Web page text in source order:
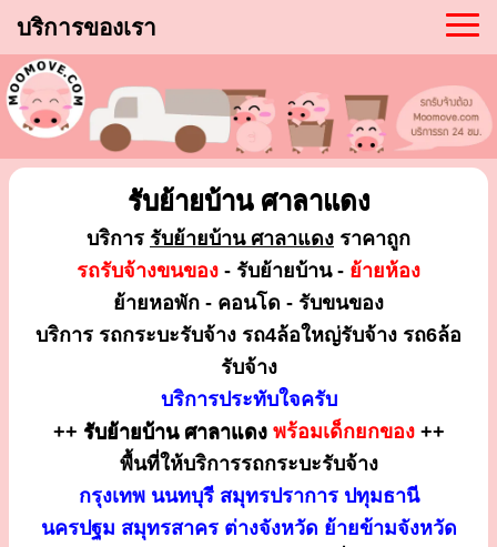
บริการของเรา
รับย้ายบ้าน ศาลาแดง
บริการ รับย้ายบ้าน ศาลาแดง ราคาถูก
รถรับจ้างขนของ - รับย้ายบ้าน - ย้ายห้อง
ย้ายหอพัก - คอนโด - รับขนของ
บริการ รถกระบะรับจ้าง รถ4ล้อใหญ่รับจ้าง รถ6ล้อ
รับจ้าง
บริการประทับใจครับ
++ รับย้ายบ้าน ศาลาแดง พร้อมเด็กยกของ++
พื้นที่ให้บริการรถกระบะรับจ้าง
กรุงเทพ นนทบุรี สมุทรปราการ ปทุมธานี
นครปฐม สมุทรสาคร ต่างจังหวัด ย้ายข้ามจังหวัด